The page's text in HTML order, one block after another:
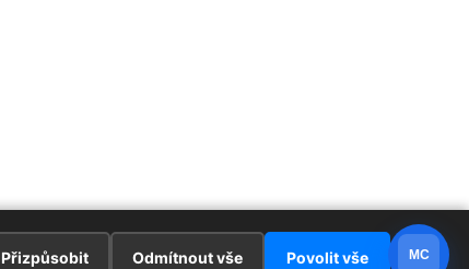
Přizpůsobit Odmítnout vše Povolit vše MC